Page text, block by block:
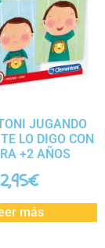
JUGANDO
LO DIGO CON
+2 AÑOS
€
más